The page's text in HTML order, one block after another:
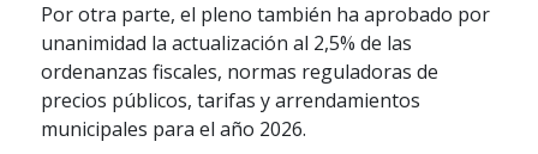
Por otra parte, el pleno también ha aprobado por
unanimidad la actualización al 2,5% de las
ordenanzas fiscales, normas reguladoras de
precios públicos, tarifas y arrendamientos
municipales para el año 2026.